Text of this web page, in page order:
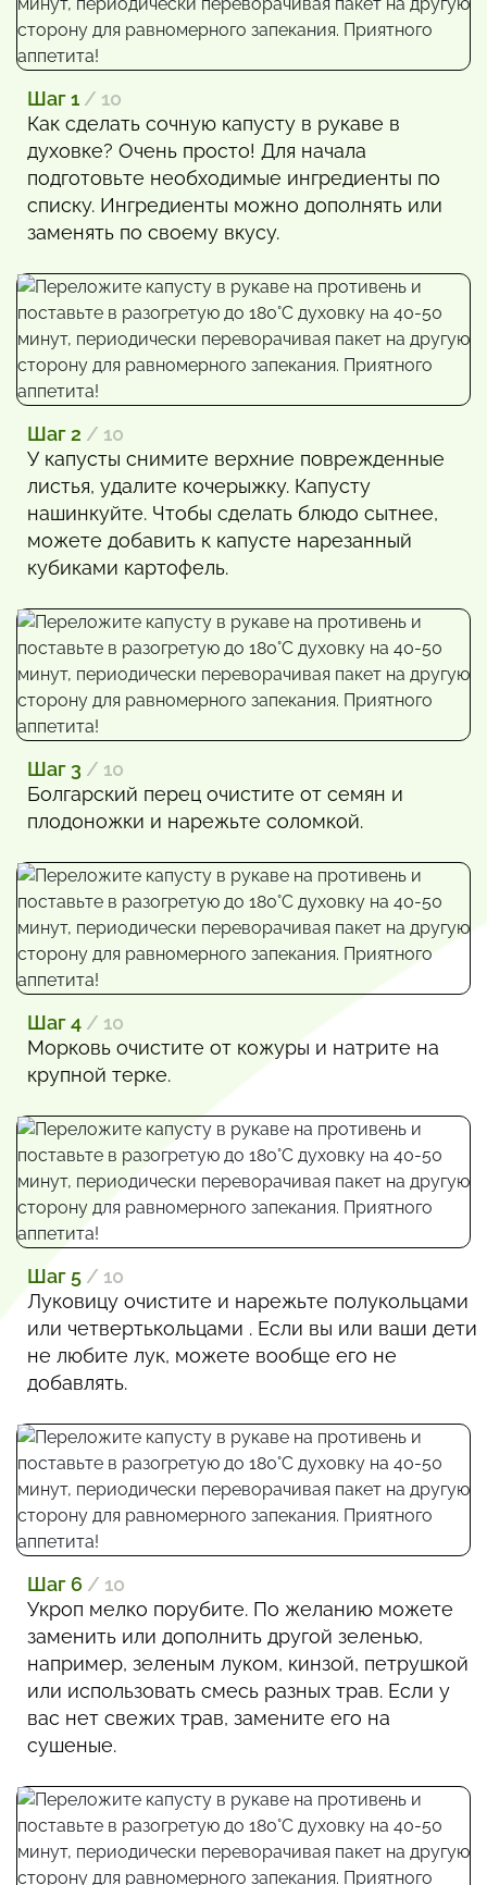
Шаг 1 / 10
Как сделать сочную капусту в рукаве в
духовке? Очень просто! Для начала
подготовьте необходимые ингредиенты по
списку. Ингредиенты можно дополнять или
заменять по своему вкусу.
Шаг 2 / 10
У капусты снимите верхние поврежденные
листья, удалите кочерыжку. Капусту
нашинкуйте. Чтобы сделать блюдо сытнее,
можете добавить к капусте нарезанный
кубиками картофель.
Шаг 3 / 10
Болгарский перец очистите от семян и
плодоножки и нарежьте соломкой.
Шаг 4 / 10
Морковь очистите от кожуры и натрите на
крупной терке.
Шаг 5 / 10
Луковицу очистите и нарежьте полукольцами
или четвертькольцами . Если вы или ваши дети
не любите лук, можете вообще его не
добавлять.
Шаг 6 / 10
Укроп мелко порубите. По желанию можете
заменить или дополнить другой зеленью,
например, зеленым луком, кинзой, петрушкой
или использовать смесь разных трав. Если у
вас нет свежих трав, замените его на
сушеные.